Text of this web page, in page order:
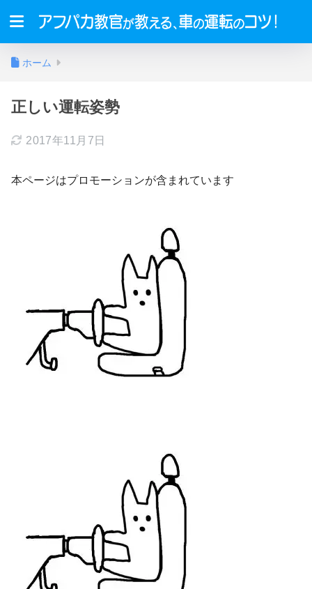
ホーム
正しい運転姿勢
2017年11月7日
本ページはプロモーションが含まれています